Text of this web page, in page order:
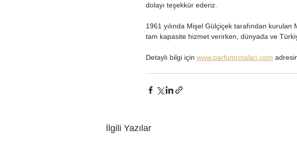
dolayı teşekkür ederiz.
1961 yılında Mişel Gülçiçek tarafından
tam kapasite hizmet verirken, dünyada ve
Detaylı bilgi için www.parfumrotalari.com
İlgili Yazılar